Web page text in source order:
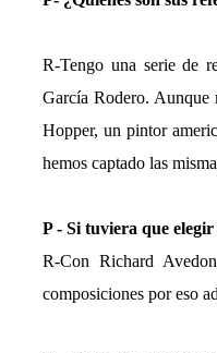
R-Tengo una serie de
García Rodero. Aunque
Hopper, un pintor
hemos captado las
P - Si tuviera que
R-Con Richard
composiciones por eso